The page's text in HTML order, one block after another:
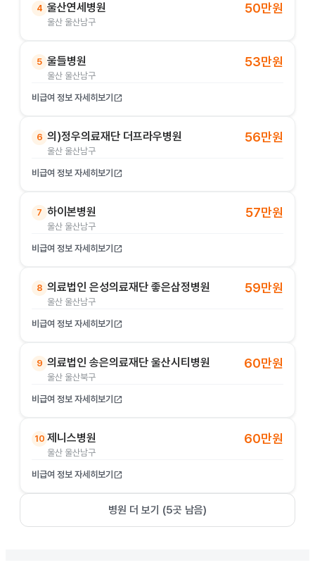
4 울산연세병원
울산 울산남구
50만원
5 울들병원
울산 울산남구
53만원
비급여 정보 자세히보기 open_in_new
6 의)정우의료재단 더프라우병원
울산 울산남구
56만원
비급여 정보 자세히보기 open_in_new
7 하이본병원
울산 울산남구
57만원
비급여 정보 자세히보기 open_in_new
8 의료법인 은성의료재단 좋은삼정병원
울산 울산남구
59만원
비급여 정보 자세히보기 open_in_new
9 의료법인 송은의료재단 울산시티병원
울산 울산북구
60만원
비급여 정보 자세히보기 open_in_new
10 제니스병원
울산 울산남구
60만원
비급여 정보 자세히보기 open_in_new
병원 더 보기 (5곳 남음)